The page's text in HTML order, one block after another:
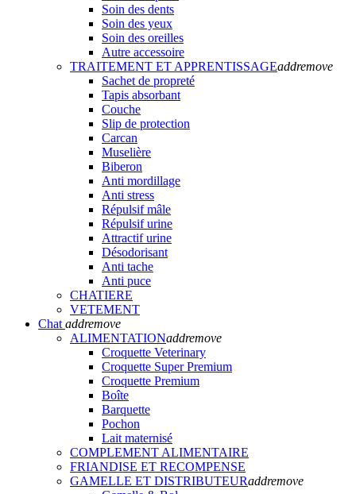
Soin des dents
Soin des yeux
Soin des oreilles
Autre accessoire
TRAITEMENT ET APPRENTISSAGEaddremove
Sachet de propreté
Tapis absorbant
Couche
Slip de protection
Carcan
Muselière
Biberon
Anti mordillage
Anti stress
Répulsif mâle
Répulsif urine
Attractif urine
Désodorisant
Anti tache
Anti puce
CHATIERE
VETEMENT
Chat addremove
ALIMENTATIONaddremove
Croquette Veterinary
Croquette Super Premium
Croquette Premium
Boîte
Barquette
Pochon
Lait maternisé
COMPLEMENT ALIMENTAIRE
FRIANDISE ET RECOMPENSE
GAMELLE ET DISTRIBUTEURaddremove